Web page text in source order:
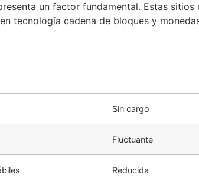
un factor fundamental. Estas
tecnología cadena de bloques y
Sin cargo
Fluctuante
Reducida